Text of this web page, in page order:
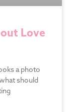
Love
a photo
should